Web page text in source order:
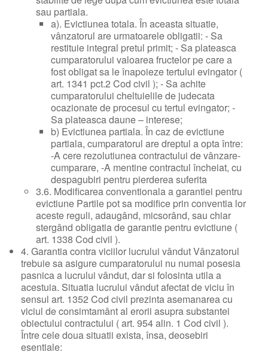
sau partiala.
a). Evictiunea totala. În aceasta situatie,
vânzatorul are urmatoarele obligatii: - Sa
restituie integral pretul primit; - Sa plateasca
cumparatorului valoarea fructelor pe care a
fost obligat sa le înapoieze tertului evingator (
art. 1341 pct.2 Cod civil ); - Sa achite
cumparatorului cheltuielile de judecata
ocazionate de procesul cu tertul evingator; -
Sa plateasca daune – interese;
b) Evictiunea partiala. În caz de evictiune
partiala, cumparatorul are dreptul a opta între:
-A cere rezolutiunea contractului de vânzare-
cumparare, -A mentine contractul încheiat, cu
despagubiri pentru pierderea suferita
3.6. Modificarea conventionala a garantiei pentru
evictiune Partile pot sa modifice prin conventia lor
aceste reguli, adaugând, micsorând, sau chiar
stergând obligatia de garantie pentru evictiune (
art. 1338 Cod civil ).
4. Garantia contra viciilor lucrului vândut Vânzatorul
trebuie sa asigure cumparatorului nu numai posesia
pasnica a lucrului vândut, dar si folosinta utila a
acestuia. Situatia lucrului vândut afectat de viciu în
sensul art. 1352 Cod civil prezinta asemanarea cu
viciul de consimtamânt al erorii asupra substantei
obiectului contractului ( art. 954 alin. 1 Cod civil ).
Între cele doua situatii exista, însa, deosebiri
esentiale: